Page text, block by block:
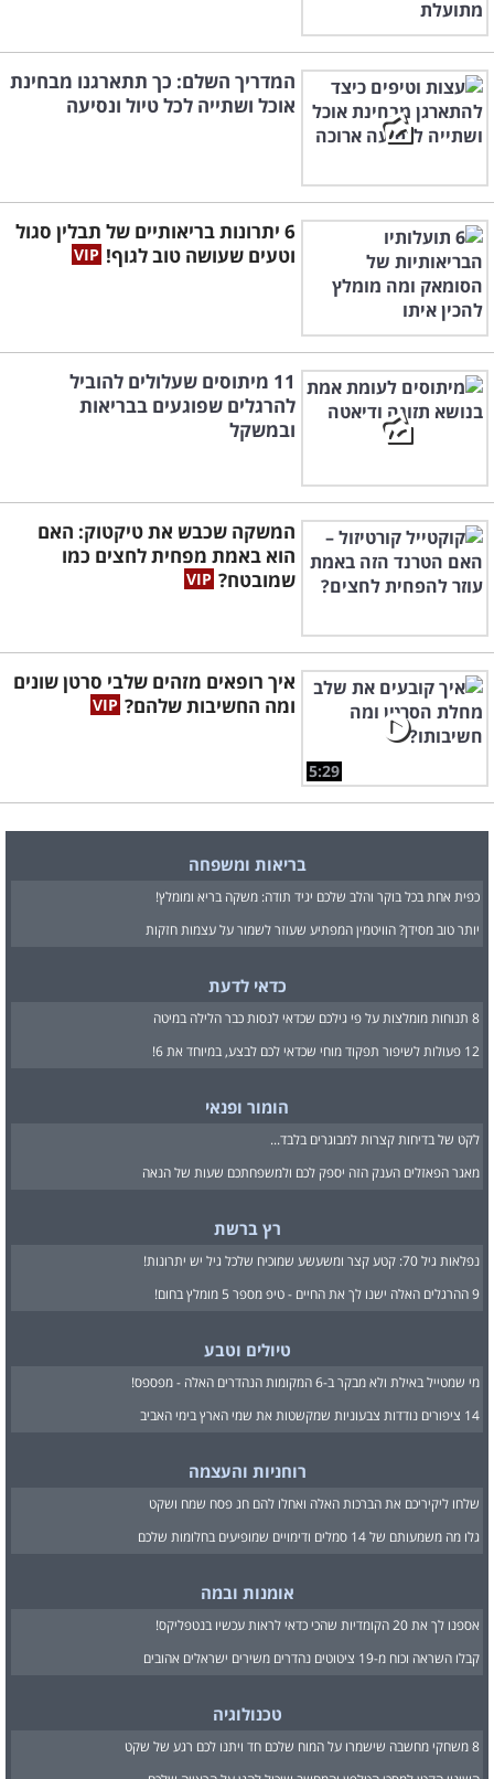
המדריך השלם: כך תתארגנו מבחינת
אוכל ושתייה לכל טיול ונסיעה
6 יתרונות בריאותיים של תבלין סגול
וטעים שעושה טוב לגוף!
11 מיתוסים שעלולים להוביל
להרגלים שפוגעים בבריאות
ובמשקל
המשקה שכבש את טיקטוק: האם
הוא באמת מפחית לחצים כמו
שמובטח?
5:29
איך רופאים מזהים שלבי סרטן שונים
ומה החשיבות שלהם?
בריאות ומשפחה
כפית אחת בכל בוקר והלב שלכם יגיד תודה: משקה בריא ומומלץ!
יותר טוב מסידן? הוויטמין המפתיע שעוזר לשמור על עצמות חזקות
כדאי לדעת
8 תנוחות מומלצות על פי גילכם שכדאי לנסות כבר הלילה במיטה
12 פעולות לשיפור תפקוד מוחי שכדאי לכם לבצע, במיוחד את 6!
הומור ופנאי
לקט של בדיחות קצרות למבוגרים בלבד...
מאגר הפאזלים הענק הזה יספק לכם ולמשפחתכם שעות של הנאה
רץ ברשת
נפלאות גיל 70: קטע קצר ומשעשע שמוכיח שלכל גיל יש יתרונות!
9 ההרגלים האלה ישנו לך את החיים - טיפ מספר 5 מומלץ בחום!
טיולים וטבע
מי שמטייל באילת ולא מבקר ב-6 המקומות הנהדרים האלה - מפספס!
14 ציפורים נודדות צבעוניות שמקשטות את שמי הארץ בימי האביב
רוחניות והעצמה
שלחו ליקיריכם את הברכות האלה ואחלו להם חג פסח שמח ושקט
גלו מה משמעותם של 14 סמלים ודימויים שמופיעים בחלומות שלכם
אומנות ובמה
אספנו לך את 20 הקומדיות שהכי כדאי לראות עכשיו בנטפליקס!
קבלו השראה וכוח מ-19 ציטוטים נהדרים משירים ישראלים אהובים
טכנולוגיה
8 משחקי מחשבה שישמרו על המוח שלכם חד ויתנו לכם רגע של שקט